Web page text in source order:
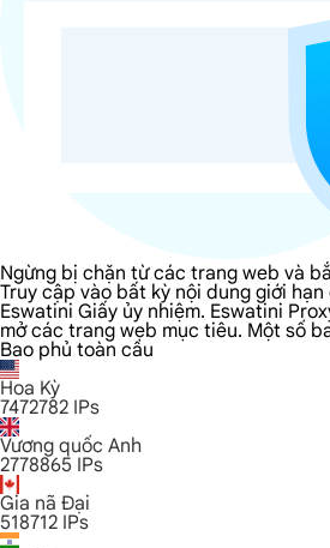
Ngừng bị chặn từ các trang web và
Truy cập vào bất kỳ nội dung giới
Eswatini Giấy ủy nhiệm. Eswatini
mở các trang web mục tiêu. Một số
Bao phủ toàn cầu
Hoa Kỳ
7472782 IPs
Vương quốc Anh
2778865 IPs
Gia nã Đại
518712 IPs